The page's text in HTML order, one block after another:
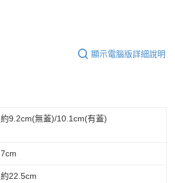
顯示電腦版詳細說明
約9.2cm(無蓋)/10.1cm(有蓋)
7cm
約22.5cm